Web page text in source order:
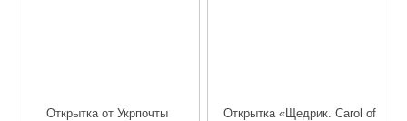
Открытка от Укрпочты
Открытка «Щедрик. Carol of